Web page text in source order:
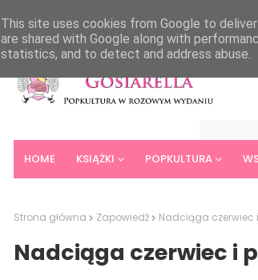
HOME KSIĄŻKI POPKULTURA
Strona główna Zapowiedź Nadciąga czerwiec
Nadciąga czerwiec i
This site uses cookies from Google to
are shared with Google along with
statistics, and to detect and address abuse.